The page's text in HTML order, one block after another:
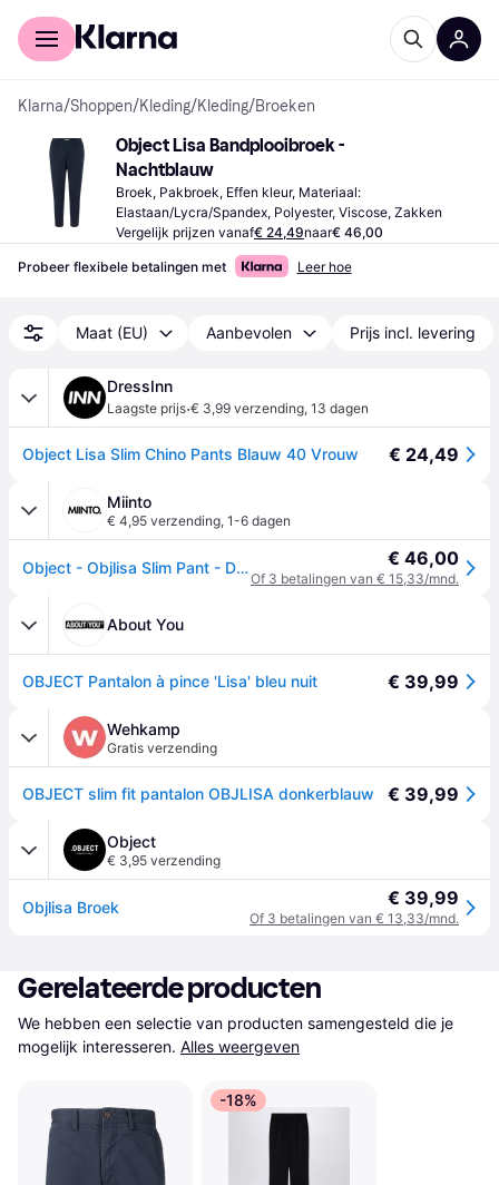
Voor shoppers
Klarna/Shoppen/Kleding/Kleding/Broeken
Object Lisa Bandplooibroek -
Nachtblauw
Broek, Pakbroek, Effen kleur, Materiaal:
Elastaan/Lycra/Spandex, Polyester, Viscose, Zakken
Vergelijk prijzen vanaf€ 24,49naar€ 46,00
Probeer flexibele betalingen met Leer hoe
Maat (EU) Aanbevolen Prijs incl. levering
DressInn
Laagste prijs·€ 3,99 verzending, 13 dagen
Object Lisa Slim Chino Pants Blauw 40 Vrouw € 24,49
Miinto
€ 4,95 verzending, 1-6 dagen
Object - Objlisa Slim Pant - Dames - Broeken - Blauw - Maat: W34 Viscose € 46,00
Of 3 betalingen van € 15,33/mnd.
About You
OBJECT Pantalon à pince 'Lisa' bleu nuit € 39,99
Wehkamp
Gratis verzending
OBJECT slim fit pantalon OBJLISA donkerblauw € 39,99
Object
€ 3,95 verzending
Objlisa Broek € 39,99
Of 3 betalingen van € 13,33/mnd.
Gerelateerde producten
We hebben een selectie van producten samengesteld die je
mogelijk interesseren. Alles weergeven
-18%